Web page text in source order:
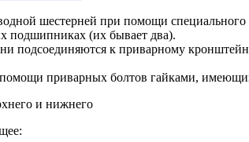
шестерней при помощи
подшипниках (их бывает два).
подсоединяются к приварному
помощи приварных болтов гайками,
и нижнего